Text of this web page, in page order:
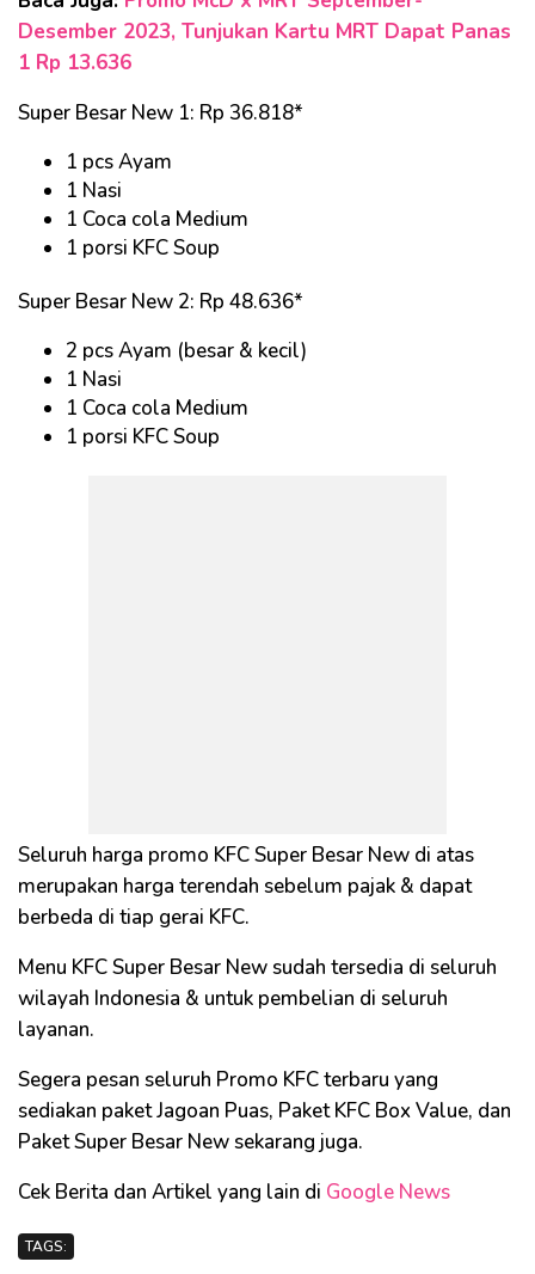
Desember 2023, Tunjukan Kartu MRT Dapat Panas
1 Rp 13.636
Super Besar New 1: Rp 36.818*
1 pcs Ayam
1 Nasi
1 Coca cola Medium
1 porsi KFC Soup
Super Besar New 2: Rp 48.636*
2 pcs Ayam (besar & kecil)
1 Nasi
1 Coca cola Medium
1 porsi KFC Soup
Seluruh harga promo KFC Super Besar New di atas
merupakan harga terendah sebelum pajak & dapat
berbeda di tiap gerai KFC.
Menu KFC Super Besar New sudah tersedia di seluruh
wilayah Indonesia & untuk pembelian di seluruh
layanan.
Segera pesan seluruh Promo KFC terbaru yang
sediakan paket Jagoan Puas, Paket KFC Box Value, dan
Paket Super Besar New sekarang juga.
Cek Berita dan Artikel yang lain di Google News
TAGS: